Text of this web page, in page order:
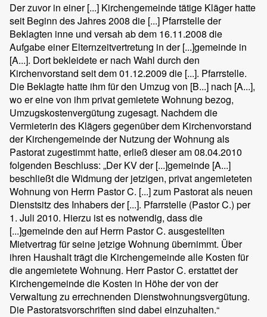
Der zuvor in einer [...] Kirchengemeinde tätige Kläger hatte
seit Beginn des Jahres 2008 die [...] Pfarrstelle der
Beklagten inne und versah ab dem 16.11.2008 die
Aufgabe einer Elternzeitvertretung in der [...]gemeinde in
[A...]. Dort bekleidete er nach Wahl durch den
Kirchenvorstand seit dem 01.12.2009 die [...]. Pfarrstelle.
Die Beklagte hatte ihm für den Umzug von [B...] nach [A...],
wo er eine von ihm privat gemietete Wohnung bezog,
Umzugskostenvergütung zugesagt. Nachdem die
Vermieterin des Klägers gegenüber dem Kirchenvorstand
der Kirchengemeinde der Nutzung der Wohnung als
Pastorat zugestimmt hatte, erließ dieser am 08.04.2010
folgenden Beschluss: „Der KV der [...]gemeinde [A...]
beschließt die Widmung der jetzigen, privat angemieteten
Wohnung von Herrn Pastor C. [...] zum Pastorat als neuen
Dienstsitz des Inhabers der [...]. Pfarrstelle (Pastor C.) per
1. Juli 2010. Hierzu ist es notwendig, dass die
[...]gemeinde den auf Herrn Pastor C. ausgestellten
Mietvertrag für seine jetzige Wohnung übernimmt. Über
ihren Haushalt trägt die Kirchengemeinde alle Kosten für
die angemietete Wohnung. Herr Pastor C. erstattet der
Kirchengemeinde die Kosten in Höhe der von der
Verwaltung zu errechnenden Dienstwohnungsvergütung.
Die Pastoratsvorschriften sind dabei einzuhalten.“